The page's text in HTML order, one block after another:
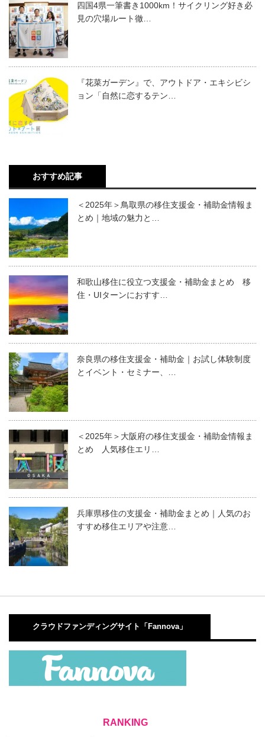
四国4県一筆書き1000km！サイクリング好き必
見の穴場ルート徹…
『花菜ガーデン』で、アウトドア・エキシビシ
ョン「自然に恋するテン…
おすすめ記事
＜2025年＞鳥取県の移住支援金・補助金情報ま
とめ｜地域の魅力と…
和歌山移住に役立つ支援金・補助金まとめ 移
住・UIターンにおすす…
奈良県の移住支援金・補助金｜お試し体験制度
とイベント・セミナー、…
＜2025年＞大阪府の移住支援金・補助金情報ま
とめ 人気移住エリ…
兵庫県移住の支援金・補助金まとめ｜人気のお
すすめ移住エリアや注意…
クラウドファンディングサイト「Fannova」